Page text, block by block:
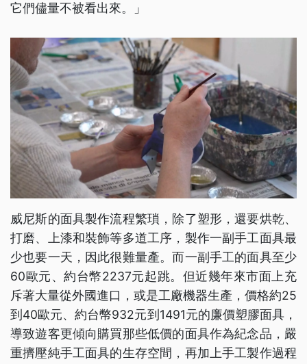
它們儘量不被看出來。」
威尼斯的面具製作流程繁瑣，除了塑形，還要烘乾、
打磨、上漆和裝飾等多道工序，製作一副手工面具最
少也要一天，因此很難量產。而一副手工的面具至少
60歐元、約台幣2237元起跳。但近幾年來市面上充
斥著大量從外國進口，或是工廠機器生產，價格約25
到40歐元、約台幣932元到1491元的廉價塑膠面具，
導致遊客更傾向購買那些低價的面具作為紀念品，嚴
重擠壓純手工面具的生存空間，再加上手工製作過程